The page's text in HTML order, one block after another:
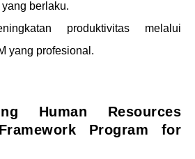
berlaku.
produktivitas melalui
yang profesional.
Human Resources
Program for